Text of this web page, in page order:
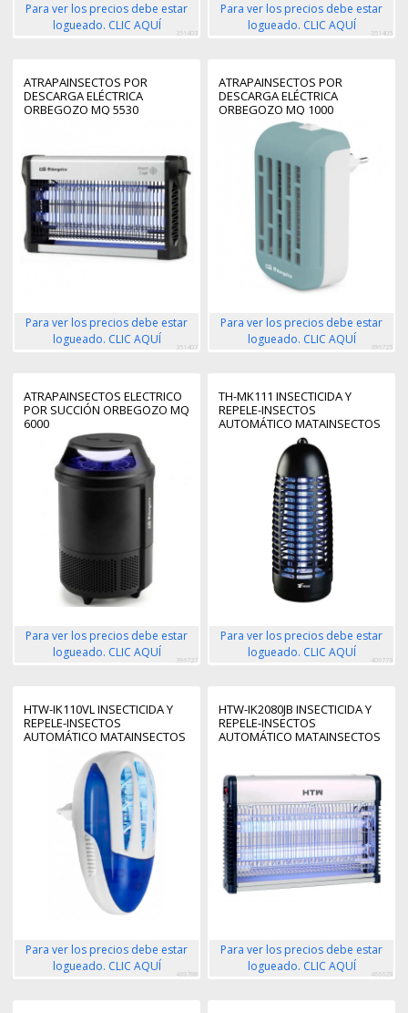
Para ver los precios debe estar
logueado. CLIC AQUÍ
351403
Para ver los precios debe estar
logueado. CLIC AQUÍ
351405
ATRAPAINSECTOS POR
DESCARGA ELÉCTRICA
ORBEGOZO MQ 5530
Para ver los precios debe estar
logueado. CLIC AQUÍ
351407
ATRAPAINSECTOS POR
DESCARGA ELÉCTRICA
ORBEGOZO MQ 1000
Para ver los precios debe estar
logueado. CLIC AQUÍ
396725
ATRAPAINSECTOS ELECTRICO
POR SUCCIÓN ORBEGOZO MQ
6000
Para ver los precios debe estar
logueado. CLIC AQUÍ
396727
TH-MK111 INSECTICIDA Y
REPELE-INSECTOS
AUTOMÁTICO MATAINSECTOS
APTO PARA USO EN INTERIOR
Para ver los precios debe estar
logueado. CLIC AQUÍ
406773
HTW-IK110VL INSECTICIDA Y
REPELE-INSECTOS
AUTOMÁTICO MATAINSECTOS
APTO PARA USO EN INTERIOR
BLANCO, AZUL
Para ver los precios debe estar
logueado. CLIC AQUÍ
469788
HTW-IK2080JB INSECTICIDA Y
REPELE-INSECTOS
AUTOMÁTICO MATAINSECTOS
Para ver los precios debe estar
logueado. CLIC AQUÍ
466629